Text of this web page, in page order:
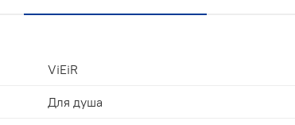
ViEiR
Для душа